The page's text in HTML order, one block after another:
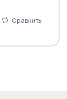
Сравнить